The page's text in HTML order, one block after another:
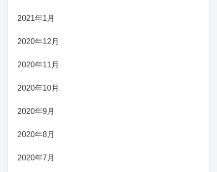
2021年1月
2020年12月
2020年11月
2020年10月
2020年9月
2020年8月
2020年7月